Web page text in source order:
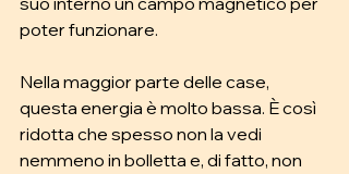
poter funzionare.
Nella maggior parte delle case,
questa energia è molto bassa. È così
ridotta che spesso non la vedi
nemmeno in bolletta e, di fatto, non